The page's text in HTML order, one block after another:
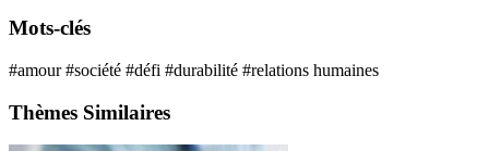
Mots-clés
#amour#société #défi #durabilité #relations humaines
Thèmes Similaires